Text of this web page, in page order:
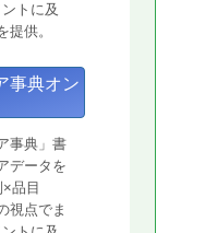
トに及
提供。
事典オン
事典」書
データを
品目
視点でま